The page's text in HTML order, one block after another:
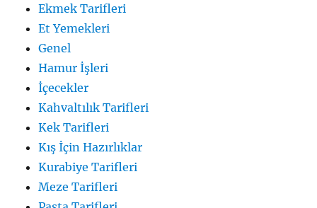
Ekmek Tarifleri
Et Yemekleri
Genel
Hamur İşleri
İçecekler
Kahvaltılık Tarifleri
Kek Tarifleri
Kış İçin Hazırlıklar
Kurabiye Tarifleri
Meze Tarifleri